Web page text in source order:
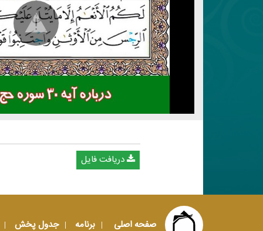
دریافت فایل
صفحه اصلی برنامه جدول پخش